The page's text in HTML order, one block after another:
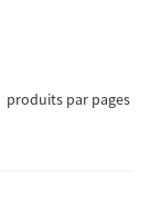
produits par pages